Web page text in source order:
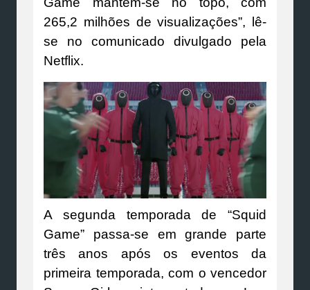
265,2 milhões de visualizações”, lê-
se no comunicado divulgado pela
Netflix.
A segunda temporada de “Squid
Game” passa-se em grande parte
três anos após os eventos da
primeira temporada, com o vencedor